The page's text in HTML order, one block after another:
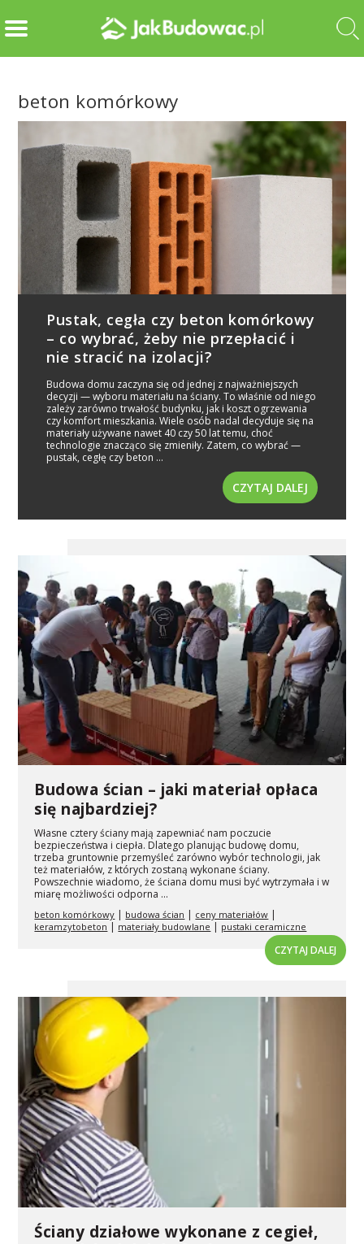
beton komórkowy
Pustak, cegła czy beton komórkowy
– co wybrać, żeby nie przepłacić i
nie stracić na izolacji?
Budowa domu zaczyna się od jednej z najważniejszych
decyzji — wyboru materiału na ściany. To właśnie od niego
zależy zarówno trwałość budynku, jak i koszt ogrzewania
czy komfort mieszkania. Wiele osób nadal decyduje się na
materiały używane nawet 40 czy 50 lat temu, choć
technologie znacząco się zmieniły. Zatem, co wybrać —
pustak, cegłę czy beton ...
CZYTAJ DALEJ
Budowa ścian – jaki materiał opłaca
się najbardziej?
Własne cztery ściany mają zapewniać nam poczucie
bezpieczeństwa i ciepła. Dlatego planując budowę domu,
trzeba gruntownie przemyśleć zarówno wybór technologii, jak
też materiałów, z których zostaną wykonane ściany.
Powszechnie wiadomo, że ściana domu musi być wytrzymała i w
miarę możliwości odporna ...
beton komórkowy budowa ścian ceny materiałów
keramzytobeton materiały budowlane pustaki ceramiczne
CZYTAJ DALEJ
Ściany działowe wykonane z cegieł,